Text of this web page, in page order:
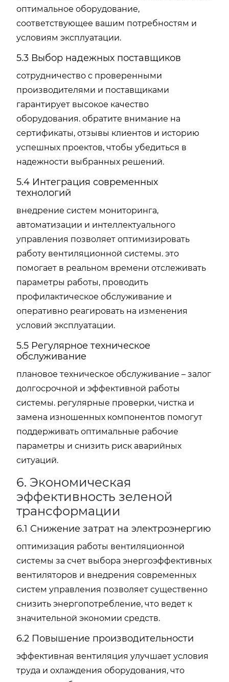
оптимальное оборудование,
соответствующее вашим потребностям и
условиям эксплуатации.
5.3 Выбор надежных поставщиков
сотрудничество с проверенными
производителями и поставщиками
гарантирует высокое качество
оборудования. обратите внимание на
сертификаты, отзывы клиентов и историю
успешных проектов, чтобы убедиться в
надежности выбранных решений.
5.4 Интеграция современных
технологий
внедрение систем мониторинга,
автоматизации и интеллектуального
управления позволяет оптимизировать
работу вентиляционной системы. это
помогает в реальном времени отслеживать
параметры работы, проводить
профилактическое обслуживание и
оперативно реагировать на изменения
условий эксплуатации.
5.5 Регулярное техническое
обслуживание
плановое техническое обслуживание – залог
долгосрочной и эффективной работы
системы. регулярные проверки, чистка и
замена изношенных компонентов помогут
поддерживать оптимальные рабочие
параметры и снизить риск аварийных
ситуаций.
6. Экономическая
эффективность зеленой
трансформации
6.1 Снижение затрат на электроэнергию
оптимизация работы вентиляционной
системы за счет выбора энергоэффективных
вентиляторов и внедрения современных
систем управления позволяет существенно
снизить энергопотребление, что ведет к
значительной экономии средств.
6.2 Повышение производительности
эффективная вентиляция улучшает условия
труда и охлаждения оборудования, что